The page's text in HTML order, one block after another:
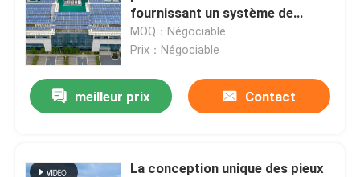
fournissant un système de
support de panneaux solaires
avec une pénétration minimale
d'installation rapide
MOQ：Négociable
Prix：Négociable
meilleur prix Contact
La conception unique des pieux